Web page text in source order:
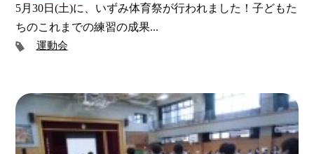
5月30日(土)に、いずみ体育祭が行われました！子どもた
ちのこれまでの練習の成果...
運動会